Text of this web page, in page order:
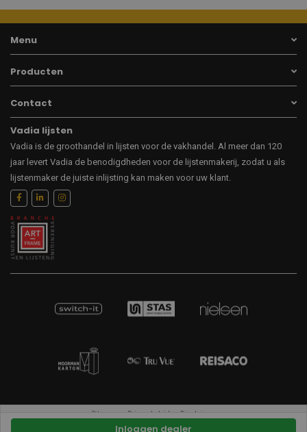
Inloggen dealer
Menu
Producten
Contact
Vadia lijsten
Vadia is de groothandel in lijsten voor de vakhandel. Al meer dan 120
jaar levert Vadia de benodigdheden voor de lijstenmakerij, zodat u als
lijstenmaker de juiste inlijsting kan maken voor uw klant.
Sitemap Privacybeleid Disclaimer